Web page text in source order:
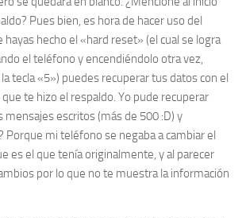
Pues bien, es hora de hacer uso del
hayas hecho el «hard reset» (el cual se logra
el teléfono y encendiéndolo otra vez,
tecla «5») puedes recuperar tus datos con el
te hizo el respaldo. Yo pude recuperar
escritos (más de 500 :D) y
Porque mi teléfono se negaba a cambiar el
es el que tenía originalmente, y al parecer
por lo que no te muestra la información